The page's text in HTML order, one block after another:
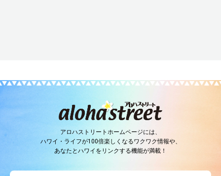
アロハストリートホームページには、
ハワイ・ライフが100倍楽しくなるワクワク情報や、
あなたとハワイをリンクする機能が満載！